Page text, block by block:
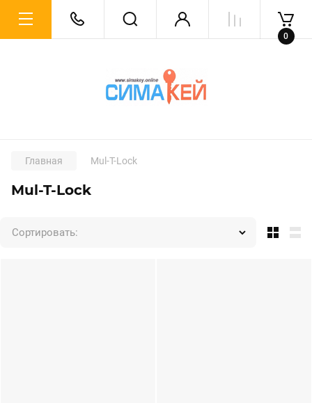
0
Главная Mul-T-Lock
Mul-T-Lock
Сортировать: